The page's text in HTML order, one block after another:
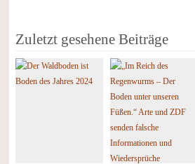
Zuletzt gesehene Beiträge